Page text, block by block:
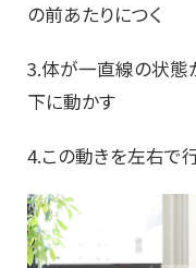
の前あたりにつく
3.体が一直線の状態
下に動かす
4.この動きを左右で